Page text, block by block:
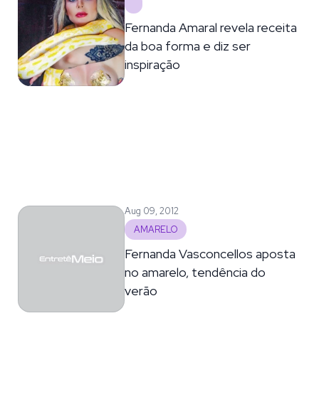
Fernanda Amaral revela receita
da boa forma e diz ser
inspiração
Aug 09, 2012
AMARELO
Fernanda Vasconcellos aposta
no amarelo, tendência do
verão